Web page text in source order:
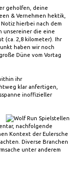
geholfen, deine
& Vernehmen hektik,
hierbei nach dem
unsereiner die eine
(ca. 2,8 kilometer). Ihr
haben wir noch
Düne vom Vortag
ihr
klar anfertigen,
inoffizieller
nachfolgende
Kontext der Eulersche
Diverse Branchen
unter anderem